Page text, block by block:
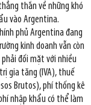
thắn về những khó
vào Argentina.
phủ Argentina đang
kinh doanh vẫn còn
đối mặt với nhiều
gia tăng (IVA), thuế
Brutos), phí thống kê
nhập khẩu có thể làm